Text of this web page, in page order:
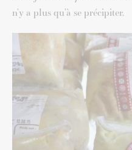
n’y a plus qu’à se précipiter.